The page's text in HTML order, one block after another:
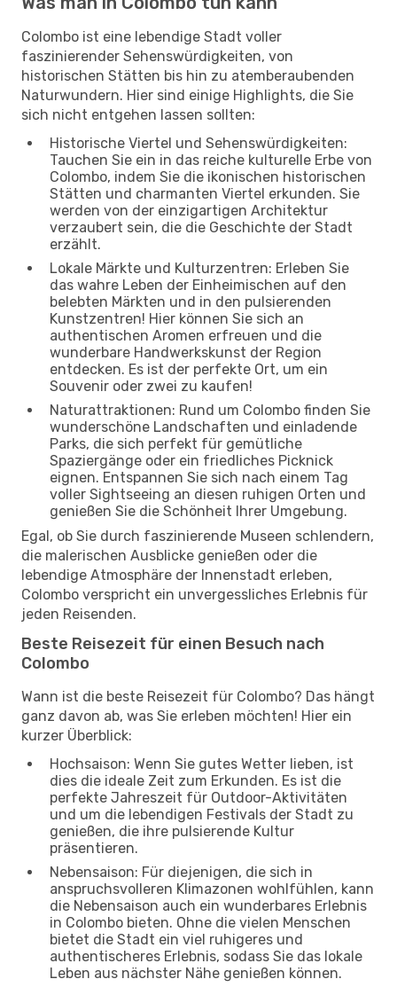
Colombo ist eine lebendige Stadt voller
faszinierender Sehenswürdigkeiten, von
historischen Stätten bis hin zu atemberaubenden
Naturwundern. Hier sind einige Highlights, die Sie
sich nicht entgehen lassen sollten:
Historische Viertel und Sehenswürdigkeiten:
Tauchen Sie ein in das reiche kulturelle Erbe von
Colombo, indem Sie die ikonischen historischen
Stätten und charmanten Viertel erkunden. Sie
werden von der einzigartigen Architektur
verzaubert sein, die die Geschichte der Stadt
erzählt.
Lokale Märkte und Kulturzentren: Erleben Sie
das wahre Leben der Einheimischen auf den
belebten Märkten und in den pulsierenden
Kunstzentren! Hier können Sie sich an
authentischen Aromen erfreuen und die
wunderbare Handwerkskunst der Region
entdecken. Es ist der perfekte Ort, um ein
Souvenir oder zwei zu kaufen!
Naturattraktionen: Rund um Colombo finden Sie
wunderschöne Landschaften und einladende
Parks, die sich perfekt für gemütliche
Spaziergänge oder ein friedliches Picknick
eignen. Entspannen Sie sich nach einem Tag
voller Sightseeing an diesen ruhigen Orten und
genießen Sie die Schönheit Ihrer Umgebung.
Egal, ob Sie durch faszinierende Museen schlendern,
die malerischen Ausblicke genießen oder die
lebendige Atmosphäre der Innenstadt erleben,
Colombo verspricht ein unvergessliches Erlebnis für
jeden Reisenden.
Beste Reisezeit für einen Besuch nach
Colombo
Wann ist die beste Reisezeit für Colombo? Das hängt
ganz davon ab, was Sie erleben möchten! Hier ein
kurzer Überblick:
Hochsaison: Wenn Sie gutes Wetter lieben, ist
dies die ideale Zeit zum Erkunden. Es ist die
perfekte Jahreszeit für Outdoor-Aktivitäten
und um die lebendigen Festivals der Stadt zu
genießen, die ihre pulsierende Kultur
präsentieren.
Nebensaison: Für diejenigen, die sich in
anspruchsvolleren Klimazonen wohlfühlen, kann
die Nebensaison auch ein wunderbares Erlebnis
in Colombo bieten. Ohne die vielen Menschen
bietet die Stadt ein viel ruhigeres und
authentischeres Erlebnis, sodass Sie das lokale
Leben aus nächster Nähe genießen können.